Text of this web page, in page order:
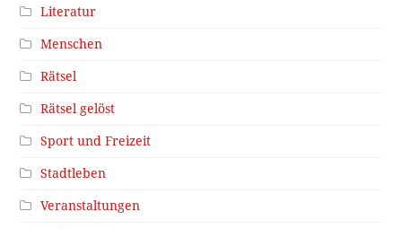
Literatur
Menschen
Rätsel
Rätsel gelöst
Sport und Freizeit
Stadtleben
Veranstaltungen